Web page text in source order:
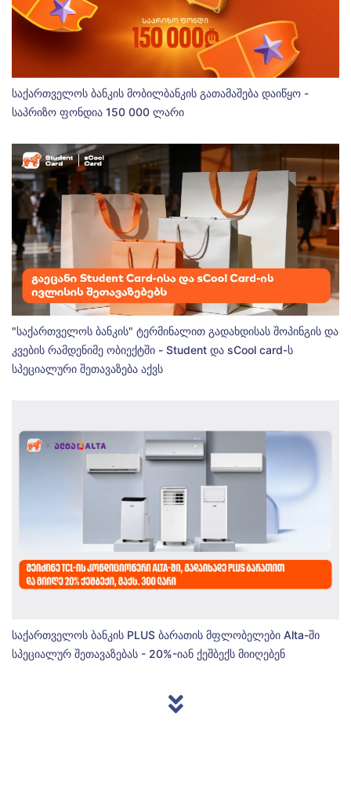
საქართველოს ბანკის მობილბანკის გათამაშება დაიწყო -
საპრიზო ფონდია 150 000 ლარი
"საქართველოს ბანკის" ტერმინალით გადახდისას შოპინგის და
კვების რამდენიმე ობიექტში - Student და sCool card-ს
სპეციალური შეთავაზება აქვს
საქართველოს ბანკის PLUS ბარათის მფლობელები Alta-ში
სპეციალურ შეთავაზებას - 20%-იან ქეშბექს მიიღებენ